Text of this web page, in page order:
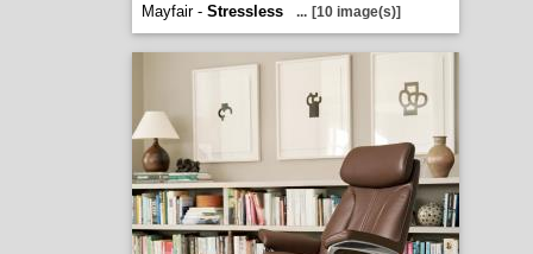
Mayfair - Stressless ... [10 image(s)]